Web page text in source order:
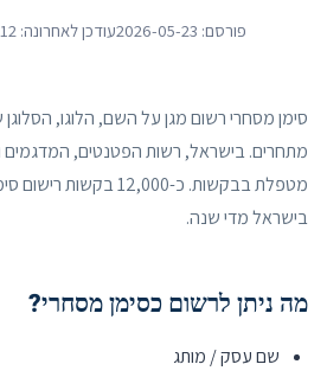
פורסם: 2026-05-23עודכן לאחרונה:
סימן מסחרי רשום מגן על השם, הלוגו,
מתחרים. בישראל, רשות הפטנטים, המדגמים
מטפלת בבקשות. כ-12,000
בישראל מדי שנה.
מה ניתן לרשום כסימן מסחרי?
שם עסק / מותג